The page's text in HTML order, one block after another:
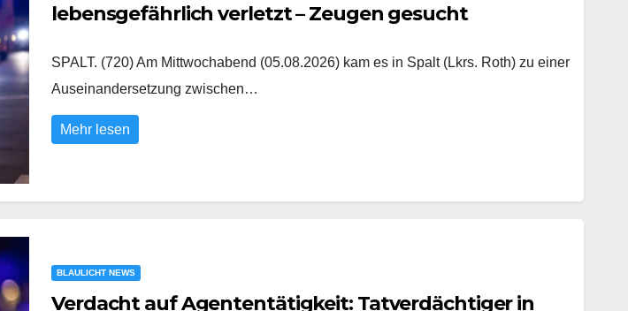
lebensgefährlich verletzt – Zeugen gesucht
SPALT. (720) Am Mittwochabend (05.08.2026) kam es in Spalt (Lkrs. Roth) zu einer
Auseinandersetzung zwischen…
Mehr lesen
BLAULICHT NEWS
Verdacht auf Agententätigkeit: Tatverdächtiger in